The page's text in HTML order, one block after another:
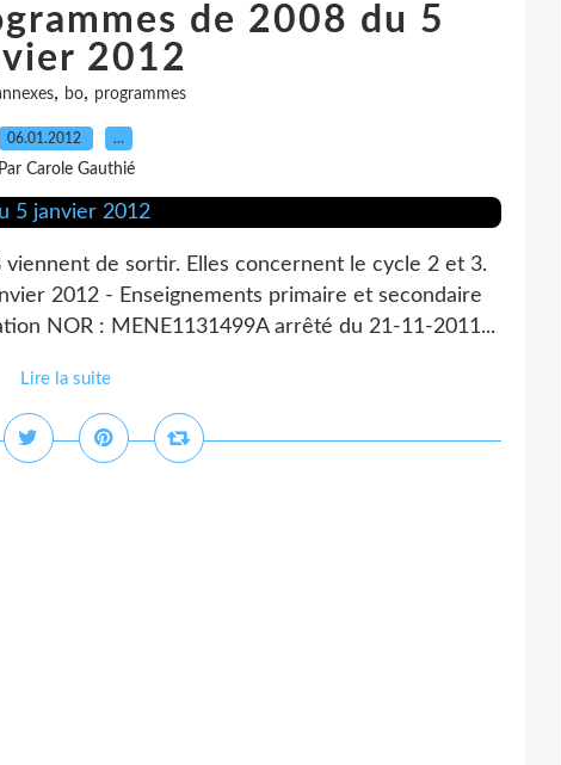
de 2008 du 5
2012
, bo, programmes
06.01.2012 …
Par Carole Gauthié
de sortir. Elles concernent le cycle 2 et 3.
2012 - Enseignements primaire et secondaire
NOR : MENE1131499A arrêté du 21-11-2011...
Lire la suite